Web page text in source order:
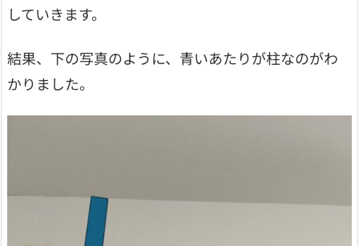
していきます。
結果、下の写真のように、青いあたりが柱なのがわ
かりました。